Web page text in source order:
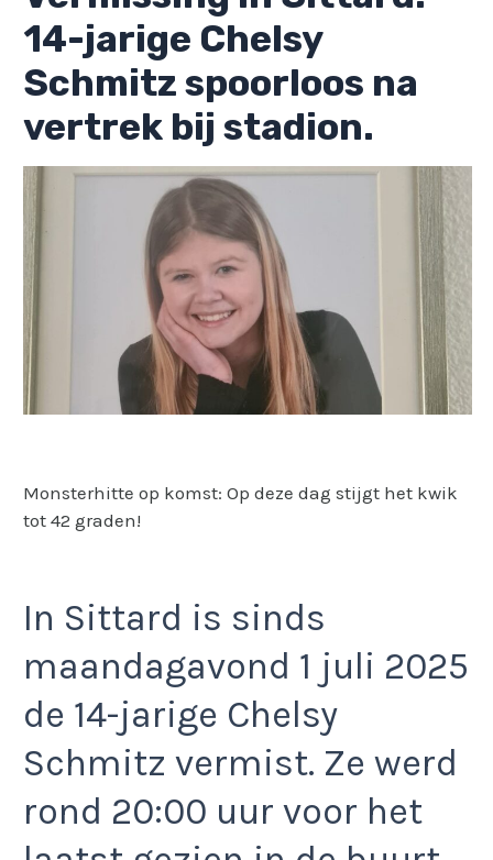
14-jarige Chelsy
Schmitz spoorloos na
vertrek bij stadion.
Monsterhitte op komst: Op deze dag stijgt het kwik
tot 42 graden!
In Sittard is sinds
maandagavond 1 juli 2025
de 14-jarige Chelsy
Schmitz vermist. Ze werd
rond 20:00 uur voor het